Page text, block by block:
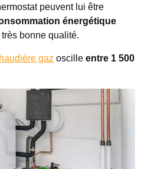
peuvent lui être
énergétique
bonne qualité.
gaz oscille entre 1 500